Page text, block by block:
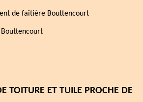
de faîtière Bouttencourt
TOITURE ET TUILE PROCHE DE